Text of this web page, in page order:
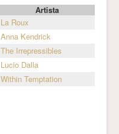
Artista
La Roux
Anna Kendrick
The Irrepressibles
Lucio Dalla
Within Temptation